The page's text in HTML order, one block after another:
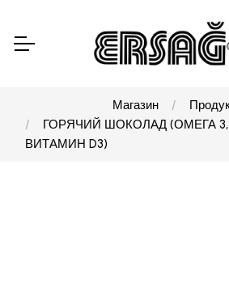
Магазин
ГОРЯЧИЙ ШОКОЛАД (ОМЕГА
ВИТАМИН D3)